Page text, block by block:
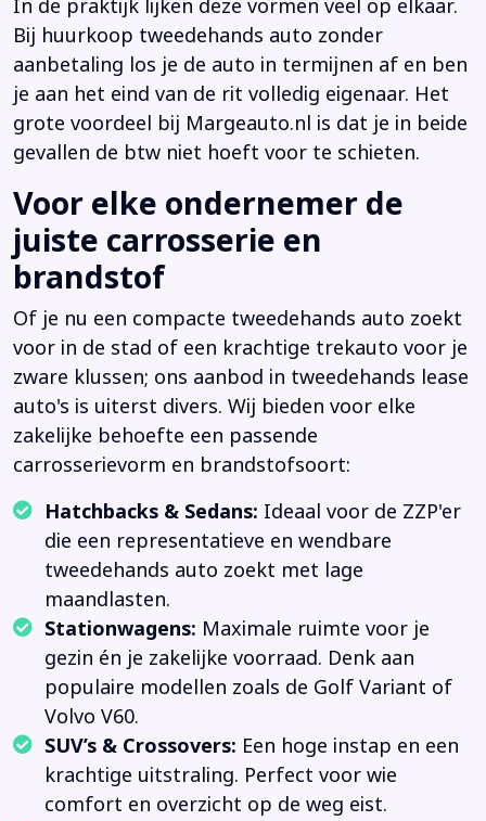
In de praktijk lijken deze vormen veel op elkaar.
Bij huurkoop tweedehands auto zonder
aanbetaling los je de auto in termijnen af en ben
je aan het eind van de rit volledig eigenaar. Het
grote voordeel bij Margeauto.nl is dat je in beide
gevallen de btw niet hoeft voor te schieten.
Voor elke ondernemer de
juiste carrosserie en
brandstof
Of je nu een compacte tweedehands auto zoekt
voor in de stad of een krachtige trekauto voor je
zware klussen; ons aanbod in tweedehands lease
auto's is uiterst divers. Wij bieden voor elke
zakelijke behoefte een passende
carrosserievorm en brandstofsoort:
Hatchbacks & Sedans: Ideaal voor de ZZP'er
die een representatieve en wendbare
tweedehands auto zoekt met lage
maandlasten.
Stationwagens: Maximale ruimte voor je
gezin én je zakelijke voorraad. Denk aan
populaire modellen zoals de Golf Variant of
Volvo V60.
SUV’s & Crossovers: Een hoge instap en een
krachtige uitstraling. Perfect voor wie
comfort en overzicht op de weg eist.